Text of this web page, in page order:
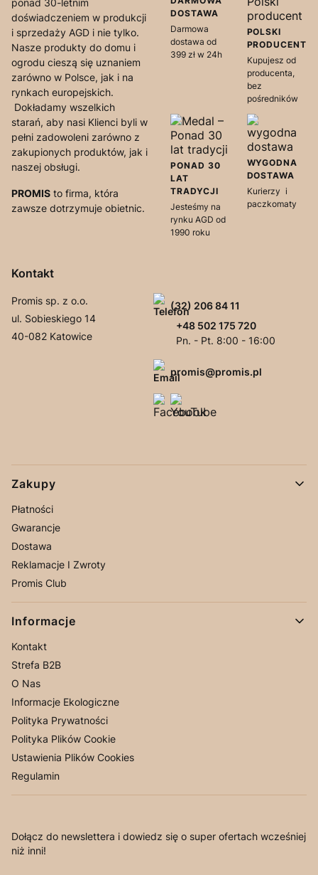
doświadczeniem w produkcji
i sprzedaży AGD i nie tylko.
Nasze produkty do domu i
ogrodu cieszą się uznaniem
zarówno w Polsce, jak i na
rynkach europejskich.
Dokładamy wszelkich
starań, aby nasi Klienci byli w
pełni zadowoleni zarówno z
zakupionych produktów, jak i
naszej obsługi.
PROMIS to firma, która
zawsze dotrzymuje obietnic.
DOSTAWA
Darmowa
dostawa od
399 zł w 24h
POLSKI
PRODUCENT
Kupujesz od
producenta,
bez
pośredników
PONAD 30
LAT
TRADYCJI
Jesteśmy na
rynku AGD od
1990 roku
WYGODNA
DOSTAWA
Kurierzy i
paczkomaty
Kontakt
Promis sp. z o.o.
ul. Sobieskiego 14
40-082 Katowice
(32) 206 84 11
+48 502 175 720
Pn. - Pt. 8:00 - 16:00
promis@promis.pl
Zakupy
Płatności
Gwarancje
Dostawa
Reklamacje I Zwroty
Promis Club
Informacje
Kontakt
Strefa B2B
O Nas
Informacje Ekologiczne
Polityka Prywatności
Polityka Plików Cookie
Ustawienia Plików Cookies
Regulamin
Dołącz do newslettera i dowiedz się o super ofertach wcześniej
niż inni!